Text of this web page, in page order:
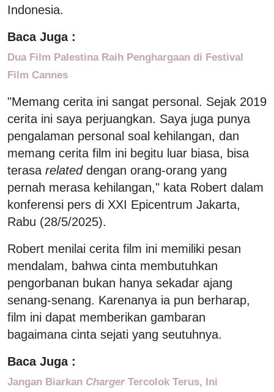
Indonesia.
Baca Juga :
Dua Film Palestina Raih Penghargaan di Festival
Film Cannes
"Memang cerita ini sangat personal. Sejak 2019
cerita ini saya perjuangkan. Saya juga punya
pengalaman personal soal kehilangan, dan
memang cerita film ini begitu luar biasa, bisa
terasa relateddengan orang-orang yang
pernah merasa kehilangan," kata Robert dalam
konferensi pers di XXI Epicentrum Jakarta,
Rabu (28/5/2025).
Robert menilai cerita film ini memiliki pesan
mendalam, bahwa cinta membutuhkan
pengorbanan bukan hanya sekadar ajang
senang-senang. Karenanya ia pun berharap,
film ini dapat memberikan gambaran
bagaimana cinta sejati yang seutuhnya.
Baca Juga :
Jangan Biarkan ChargerTercolok Terus, Ini